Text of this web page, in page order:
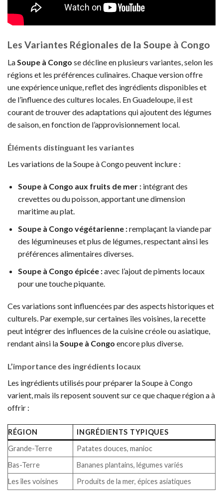
Les Variantes Régionales de la Soupe à Congo
LaSoupe à Congo se décline en plusieurs variantes, selon les
régions et les préférences culinaires. Chaque version offre
une expérience unique, reflet des ingrédients disponibles et
de l’influence des cultures locales. En Guadeloupe, il est
courant de trouver des adaptations qui ajoutent des légumes
de saison, en fonction de l’approvisionnement local.
Éléments distinguant les variantes
Les variations de la Soupe à Congo peuvent inclure :
Soupe à Congo aux fruits de mer :intégrant des
crevettes ou du poisson, apportant une dimension
maritime au plat.
Soupe à Congo végétarienne :remplaçant la viande par
des légumineuses et plus de légumes, respectant ainsi les
préférences alimentaires diverses.
Soupe à Congo épicée :avec l’ajout de piments locaux
pour une touche piquante.
Ces variations sont influencées par des aspects historiques et
culturels. Par exemple, sur certaines îles voisines, la recette
peut intégrer des influences de la cuisine créole ou asiatique,
rendant ainsi laSoupe à Congo encore plus diverse.
L’importance des ingrédients locaux
Les ingrédients utilisés pour préparer la Soupe à Congo
varient, mais ils reposent souvent sur ce que chaque région a à
offrir :
RÉGION
INGRÉDIENTS TYPIQUES
Grande-Terre
Patates douces, manioc
Bas-Terre
Bananes plantains, légumes variés
Les îles voisines
Produits de la mer, épices asiatiques